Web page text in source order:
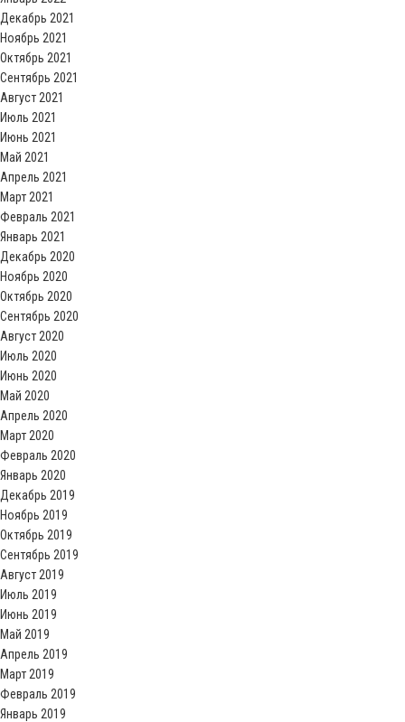
Декабрь 2021
Ноябрь 2021
Октябрь 2021
Сентябрь 2021
Август 2021
Июль 2021
Июнь 2021
Май 2021
Апрель 2021
Март 2021
Февраль 2021
Январь 2021
Декабрь 2020
Ноябрь 2020
Октябрь 2020
Сентябрь 2020
Август 2020
Июль 2020
Июнь 2020
Май 2020
Апрель 2020
Март 2020
Февраль 2020
Январь 2020
Декабрь 2019
Ноябрь 2019
Октябрь 2019
Сентябрь 2019
Август 2019
Июль 2019
Июнь 2019
Май 2019
Апрель 2019
Март 2019
Февраль 2019
Январь 2019